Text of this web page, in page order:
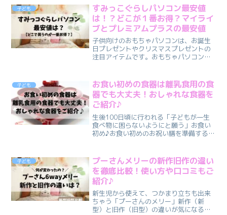
んな不安や疑問はありませんか？・名入
れのプレゼントって喜ん...
子ども
すみっこぐらしパソコン最安値
は！？どこが１番お得？マイライ
ブとプレミアムプラスの最安値
子供向けのおもちゃパソコンは、お誕生
日プレゼントやクリスマスプレゼントの
注目アイテムです。おもちゃパソコンは
優れています。中でも、「すみっこぐら
し」の可愛らしいパソコン...
子ども
お食い初めの食器は離乳食用の食
器でも大丈夫！おしゃれな食器を
ご紹介♪
生後100日頃に行われる「子どもが一生
食べ物に困らないようにと願う」お食い
初め♪お食い初めのお祝い膳を準備する
するのには使いづらい部分もあり。。お
食い初めの時の食器はどう...
子ども
プーさんメリーの新作旧作の違い
を徹底比較！使い方や口コミもご
紹介♪
新生児から使えて、つかまり立ちも出来
ちゃう「プーさんのメリー」新作（新
型）と旧作（旧型）の違いが気になる方